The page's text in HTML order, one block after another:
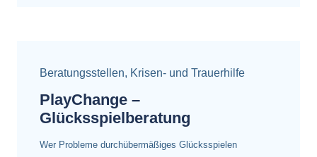
Beratungsstellen, Krisen- und Trauerhilfe
PlayChange –
Glücksspielberatung
Wer Probleme durchübermäßiges Glücksspielen